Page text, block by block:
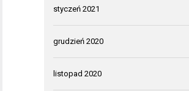
styczeń 2021
grudzień 2020
listopad 2020